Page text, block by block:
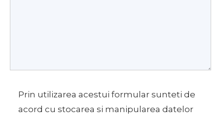
Prin utilizarea acestui formular sunteti de
acord cu stocarea si manipularea datelor